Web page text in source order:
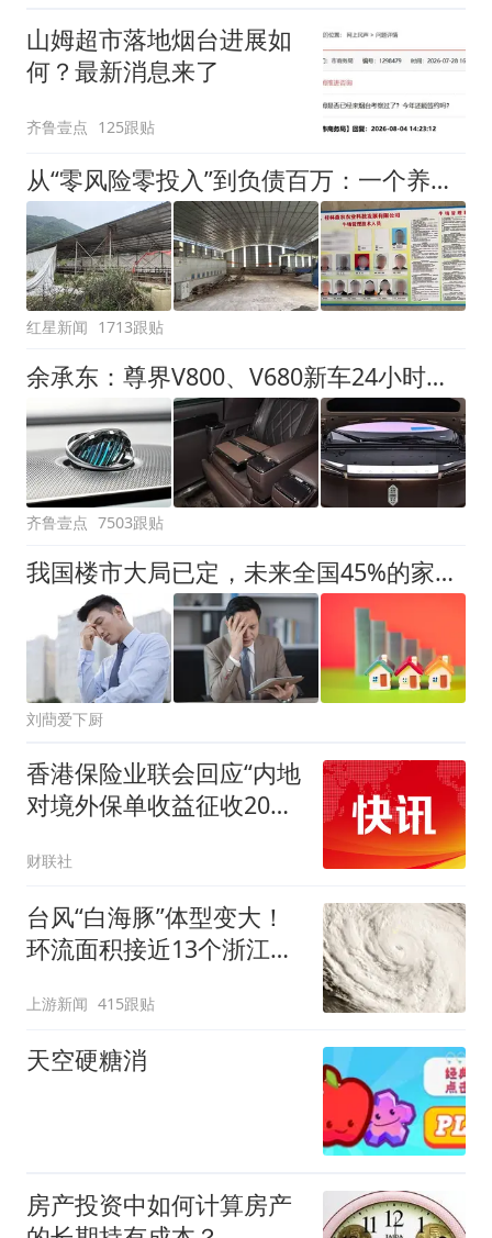
山姆超市落地烟台进展如
何？最新消息来了
齐鲁壹点 125跟贴
从“零风险零投入”到负债百万：一个养牛项目崩盘后，谁该为农户的贷款买单丨红星调查
红星新闻 1713跟贴
余承东：尊界V800、V680新车24小时大定突破3500台
齐鲁壹点 7503跟贴
我国楼市大局已定，未来全国45%的家庭，或将迎来“4大挑战”
刘蕳爱下厨
香港保险业联会回应“内地
对境外保单收益征收20%
门尚未发布正式政策文件
港险市场仍具竞争力
财联社
台风“白海豚”体型变大！
环流面积接近13个浙江那
上游新闻 415跟贴
天空硬糖消
房产投资中如何计算房产